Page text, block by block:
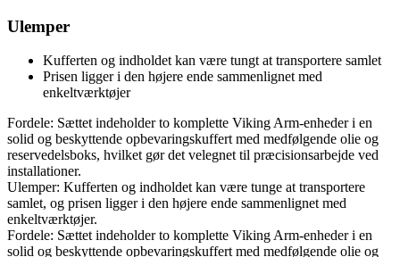
Ulemper
Kufferten og indholdet kan være tungt at transportere samlet
Prisen ligger i den højere ende sammenlignet med
enkeltværktøjer
Fordele: Sættet indeholder to komplette Viking Arm-enheder i en
solid og beskyttende opbevaringskuffert med medfølgende olie og
reservedelsboks, hvilket gør det velegnet til præcisionsarbejde ved
installationer.
Ulemper: Kufferten og indholdet kan være tunge at transportere
samlet, og prisen ligger i den højere ende sammenlignet med
enkeltværktøjer.
Fordele: Sættet indeholder to komplette Viking Arm-enheder i en
solid og beskyttende opbevaringskuffert med medfølgende olie og